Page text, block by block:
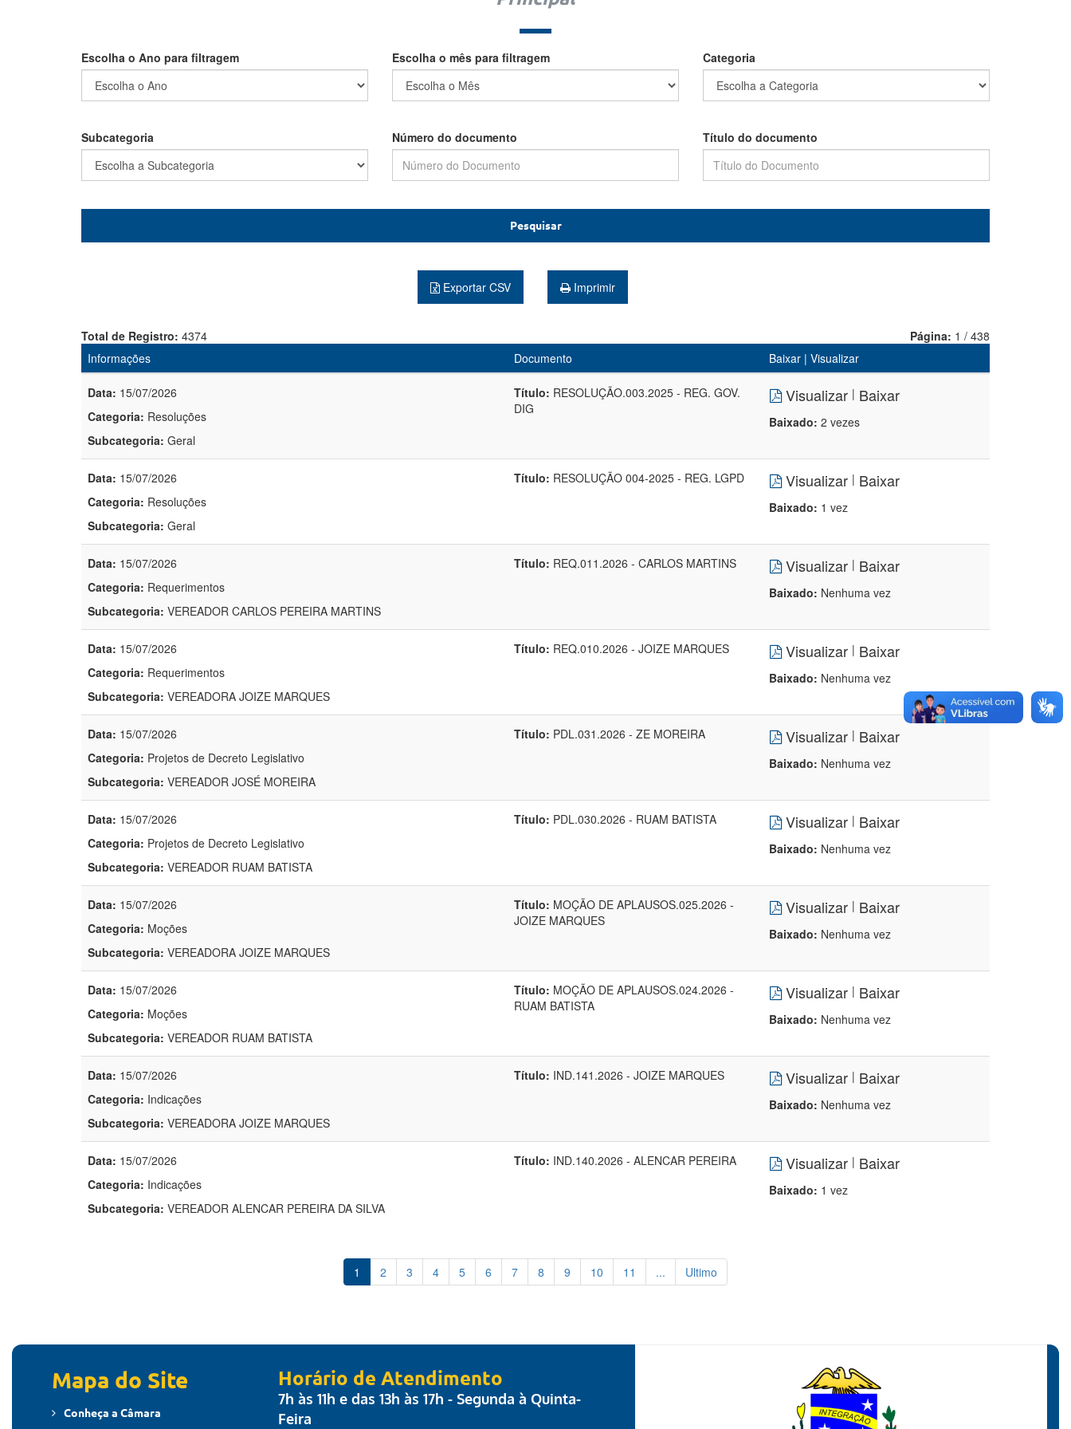
Escolha o Ano para filtragem Escolha o mês para filtragem Categoria
Subcategoria Número do documento Título do documento
Pesquisar
Exportar CSV Imprimir
Total de Registro: 4374 Página: 1 / 438
Informações
Documento Baixar | Visualizar
Data: 15/07/2026
Categoria: Resoluções
Subcategoria: Geral
Título: RESOLUÇÃO.003.2025 - REG. GOV.
DIG
Visualizar | Baixar
Baixado: 2 vezes
Data: 15/07/2026
Categoria: Resoluções
Subcategoria: Geral
Título: RESOLUÇÃO 004-2025 - REG. LGPD Visualizar | Baixar
Baixado: 1 vez
Data: 15/07/2026
Categoria: Requerimentos
Subcategoria: VEREADOR CARLOS PEREIRA MARTINS
Título: REQ.011.2026 - CARLOS MARTINS Visualizar | Baixar
Baixado: Nenhuma vez
Data: 15/07/2026
Categoria: Requerimentos
Subcategoria: VEREADORA JOIZE MARQUES
Título: REQ.010.2026 - JOIZE MARQUES Visualizar | Baixar
Baixado: Nenhuma vez
Data: 15/07/2026
Categoria: Projetos de Decreto Legislativo
Subcategoria: VEREADOR JOSÉ MOREIRA
Título: PDL.031.2026 - ZE MOREIRA Visualizar | Baixar
Baixado: Nenhuma vez
Data: 15/07/2026
Categoria: Projetos de Decreto Legislativo
Subcategoria: VEREADOR RUAM BATISTA
Título: PDL.030.2026 - RUAM BATISTA Visualizar | Baixar
Baixado: Nenhuma vez
Data: 15/07/2026
Categoria: Moções
Subcategoria: VEREADORA JOIZE MARQUES
Título: MOÇÃO DE APLAUSOS.025.2026 -
JOIZE MARQUES
Visualizar | Baixar
Baixado: Nenhuma vez
Data: 15/07/2026
Categoria: Moções
Subcategoria: VEREADOR RUAM BATISTA
Título: MOÇÃO DE APLAUSOS.024.2026 -
RUAM BATISTA
Visualizar | Baixar
Baixado: Nenhuma vez
Data: 15/07/2026
Categoria: Indicações
Subcategoria: VEREADORA JOIZE MARQUES
Título: IND.141.2026 - JOIZE MARQUES Visualizar | Baixar
Baixado: Nenhuma vez
Data: 15/07/2026
Categoria: Indicações
Subcategoria: VEREADOR ALENCAR PEREIRA DA SILVA
Título: IND.140.2026 - ALENCAR PEREIRA Visualizar | Baixar
Baixado: 1 vez
1 2 3 4 5 6 7 8 9 10 11 ... Ultimo
Horário de Atendimento
7h às 11h e das 13h às 17h - Segunda à Quinta-
Feira
Mapa do Site
Conheça a Câmara